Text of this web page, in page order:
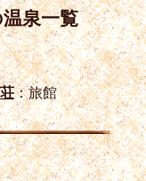
泉一覧
：旅館